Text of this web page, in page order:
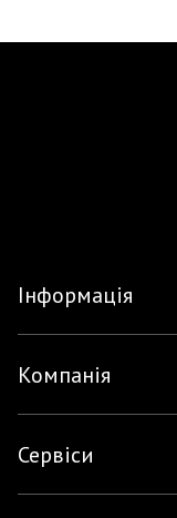
Інформація
Компанія
Сервіси